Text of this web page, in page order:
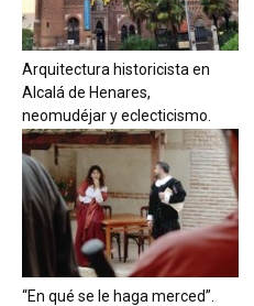
Arquitectura historicista en
Alcalá de Henares,
neomudéjar y eclecticismo.
“En qué se le haga merced”.